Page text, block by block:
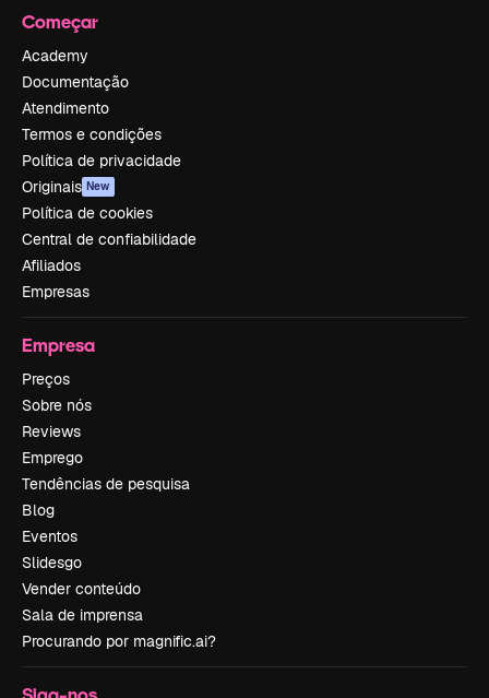
Começar
Academy
Documentação
Atendimento
Termos e condições
Política de privacidade
Originais New
Política de cookies
Central de confiabilidade
Afiliados
Empresas
Empresa
Preços
Sobre nós
Reviews
Emprego
Tendências de pesquisa
Blog
Eventos
Slidesgo
Vender conteúdo
Sala de imprensa
Procurando por magnific.ai?